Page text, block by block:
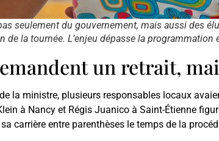
seulement du gouvernement, mais aussi des
de la tournée. L’enjeu dépasse la
un retrait,
la ministre, plusieurs responsables locaux
à Nancy et Régis Juanico à Saint-Étienne
carrière entre parenthèses le temps de la